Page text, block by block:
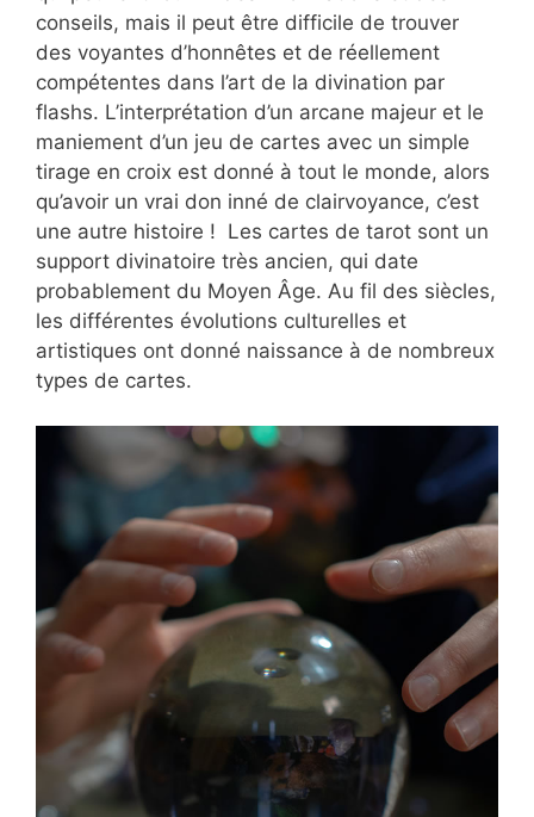
conseils, mais il peut être difficile de trouver
des voyantes d’honnêtes et de réellement
compétentes dans l’art de la divination par
flashs. L’interprétation d’un arcane majeur et le
maniement d’un jeu de cartes avec un simple
tirage en croix est donné à tout le monde, alors
qu’avoir un vrai don inné de clairvoyance, c’est
une autre histoire ! Les cartes de tarot sont un
support divinatoire très ancien, qui date
probablement du Moyen Âge. Au fil des siècles,
les différentes évolutions culturelles et
artistiques ont donné naissance à de nombreux
types de cartes.